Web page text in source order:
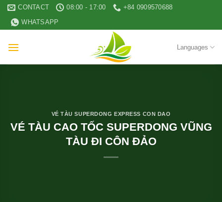
Skip
content
CONTACT 08:00 - 17:00
+84 0909570688
WHATSAPP
Languages
VÉ TÀU SUPERDONG EXPRESS CON DAO
VÉ TÀU CAO TỐC SUPERDONG VŨNG
TÀU ĐI CÔN ĐẢO